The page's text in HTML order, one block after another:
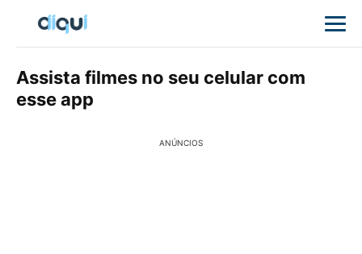
Assista filmes no seu celular com
esse app
ANÚNCIOS